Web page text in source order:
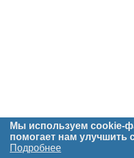
Мы используем cookie-
помогает нам улучшить
Подробнее